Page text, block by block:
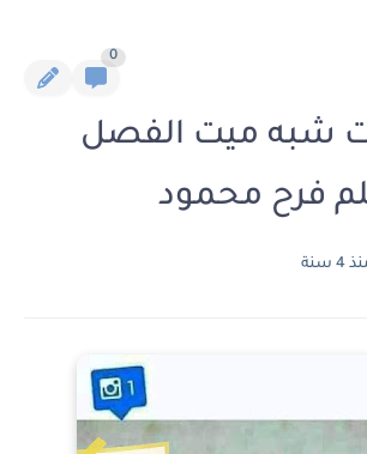
0
شبه ميت الفصل
فرح محمود
4 سنة